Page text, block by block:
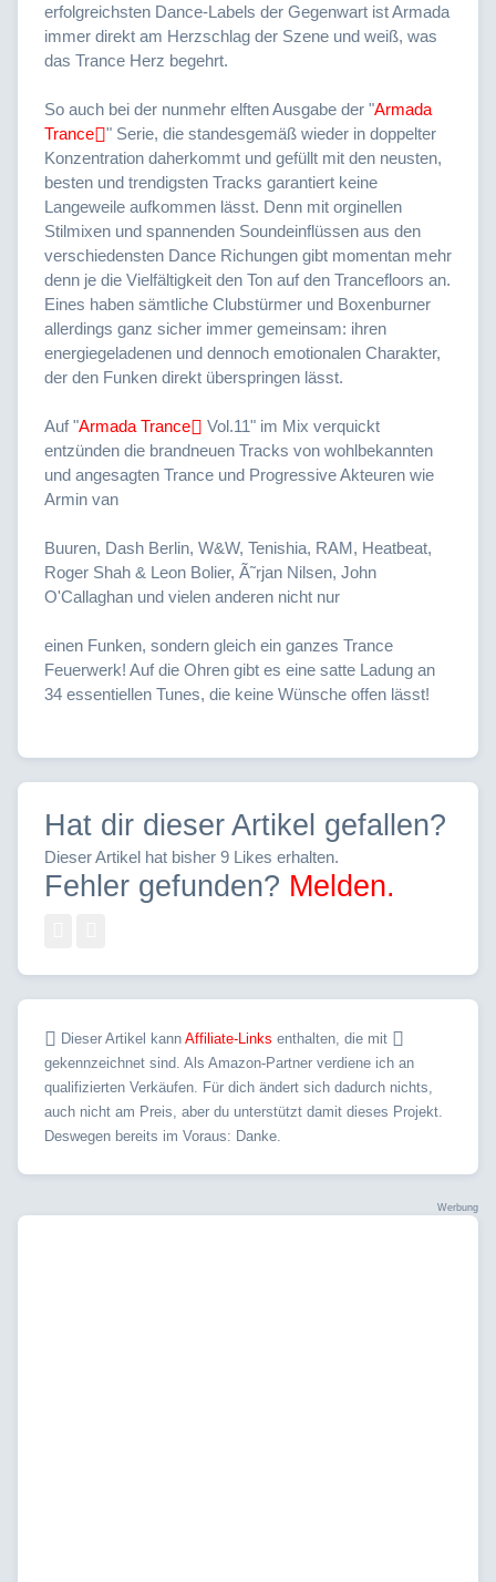
erfolgreichsten Dance-Labels der Gegenwart ist Armada
immer direkt am Herzschlag der Szene und weiß, was
das Trance Herz begehrt.
So auch bei der nunmehr elften Ausgabe der "Armada
Trance
" Serie, die standesgemäß wieder in doppelter
Konzentration daherkommt und gefüllt mit den neusten,
besten und trendigsten Tracks garantiert keine
Langeweile aufkommen lässt. Denn mit orginellen
Stilmixen und spannenden Soundeinflüssen aus den
verschiedensten Dance Richungen gibt momentan mehr
denn je die Vielfältigkeit den Ton auf den Trancefloors an.
Eines haben sämtliche Clubstürmer und Boxenburner
allerdings ganz sicher immer gemeinsam: ihren
energiegeladenen und dennoch emotionalen Charakter,
der den Funken direkt überspringen lässt.
Auf "Armada Trance
Vol.11" im Mix verquickt
entzünden die brandneuen Tracks von wohlbekannten
und angesagten Trance und Progressive Akteuren wie
Armin van
Buuren, Dash Berlin, W&W, Tenishia, RAM, Heatbeat,
Roger Shah & Leon Bolier, Ã˜rjan Nilsen, John
O'Callaghan und vielen anderen nicht nur
einen Funken, sondern gleich ein ganzes Trance
Feuerwerk! Auf die Ohren gibt es eine satte Ladung an
34 essentiellen Tunes, die keine Wünsche offen lässt!
Hat dir dieser Artikel gefallen?
Dieser Artikel hat bisher 9 Likes erhalten.
Fehler gefunden? Melden.
Dieser Artikel kann Affiliate-Links enthalten, die mit
gekennzeichnet sind. Als Amazon-Partner verdiene ich an
qualifizierten Verkäufen. Für dich ändert sich dadurch nichts,
auch nicht am Preis, aber du unterstützt damit dieses Projekt.
Deswegen bereits im Voraus: Danke.
Werbung